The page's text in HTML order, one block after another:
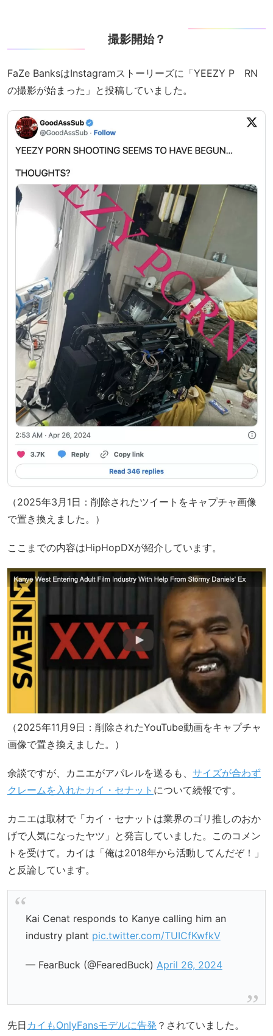
撮影開始？
FaZe BanksはInstagramストーリーズに「YEEZY P RN
の撮影が始まった」と投稿していました。
（2025年3月1日：削除されたツイートをキャプチャ画像
で置き換えました。）
ここまでの内容はHipHopDXが紹介しています。
（2025年11月9日：削除されたYouTube動画をキャプチャ
画像で置き換えました。）
余談ですが、カニエがアパレルを送るも、 サイズが合わず
クレームを入れたカイ・セナット について続報です。
カニエは取材で「カイ・セナットは業界のゴリ推しのおか
げで人気になったヤツ」と発言していました。このコメン
トを受けて。カイは「俺は2018年から活動してんだぞ！」
と反論しています。
Kai Cenat responds to Kanye calling him an
industry plant pic.twitter.com/TUICfKwfkV
— FearBuck (@FearedBuck) April 26, 2024
先日 カイもOnlyFansモデルに告発 ？されていました。